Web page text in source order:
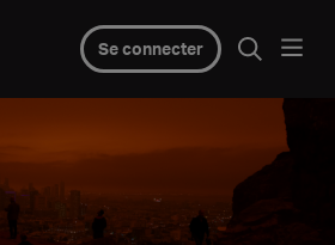
Se connecter